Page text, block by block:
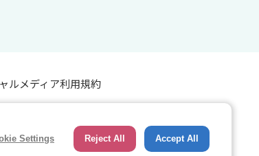
ルメディア利用規約
Settings Reject All Accept All